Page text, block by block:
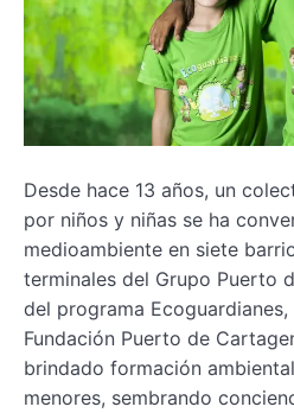
Desde hace 13 años, un
por niños y niñas se ha
medioambiente en siete
terminales del Grupo Puerto
del programa
Fundación Puerto de
brindado formación
menores, sembrando